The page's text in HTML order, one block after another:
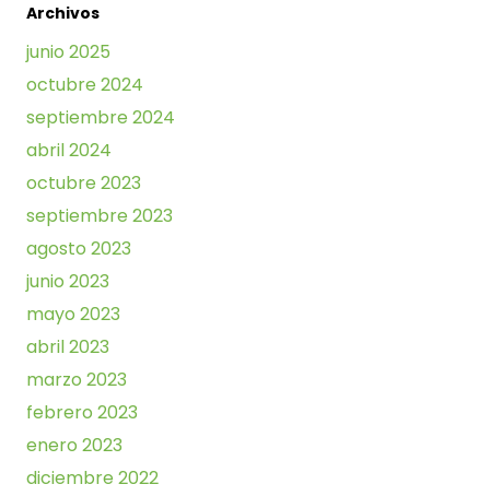
Archivos
junio 2025
octubre 2024
septiembre 2024
abril 2024
octubre 2023
septiembre 2023
agosto 2023
junio 2023
mayo 2023
abril 2023
marzo 2023
febrero 2023
enero 2023
diciembre 2022